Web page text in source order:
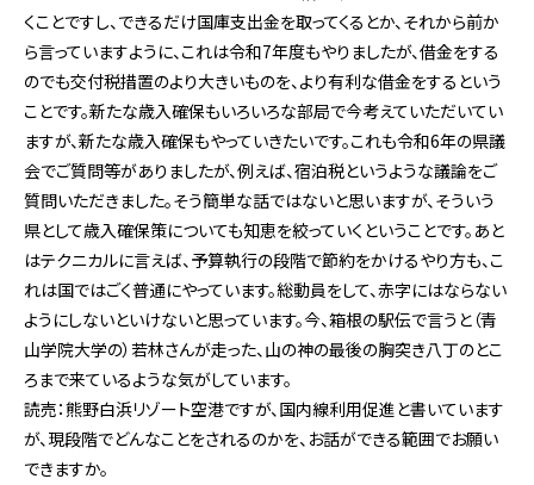
くことですし、できるだけ国庫支出金を取ってくるとか、それから前か
ら言っていますように、これは令和7年度もやりましたが、借金をする
のでも交付税措置のより大きいものを、より有利な借金をするという
ことです。新たな歳入確保もいろいろな部局で今考えていただいてい
ますが、新たな歳入確保もやっていきたいです。これも令和6年の県議
会でご質問等がありましたが、例えば、宿泊税というような議論をご
質問いただきました。そう簡単な話ではないと思いますが、そういう
県として歳入確保策についても知恵を絞っていくということです。あと
はテクニカルに言えば、予算執行の段階で節約をかけるやり方も、こ
れは国ではごく普通にやっています。総動員をして、赤字にはならない
ようにしないといけないと思っています。今、箱根の駅伝で言うと（青
山学院大学の）若林さんが走った、山の神の最後の胸突き八丁のとこ
ろまで来ているような気がしています。
読売：熊野白浜リゾート空港ですが、国内線利用促進と書いています
が、現段階でどんなことをされるのかを、お話ができる範囲でお願い
できますか。